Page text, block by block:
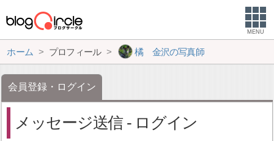
MENU
ホーム プロフィール 橘 金沢の写真師
会員登録・ログイン
メッセージ送信 - ログイン